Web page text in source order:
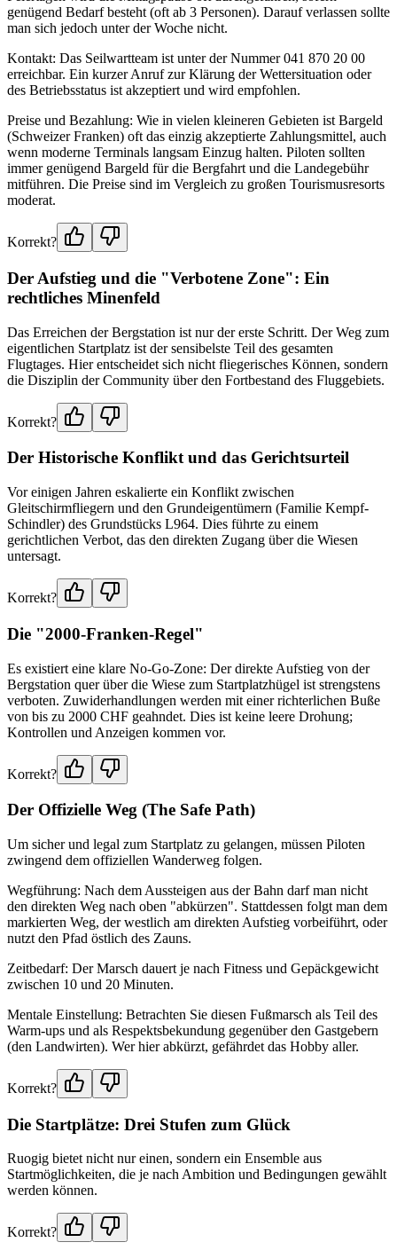
genügend Bedarf besteht (oft ab 3 Personen). Darauf verlassen sollte
man sich jedoch unter der Woche nicht.
Kontakt: Das Seilwartteam ist unter der Nummer 041 870 20 00
erreichbar. Ein kurzer Anruf zur Klärung der Wettersituation oder
des Betriebsstatus ist akzeptiert und wird empfohlen.
Preise und Bezahlung: Wie in vielen kleineren Gebieten ist Bargeld
(Schweizer Franken) oft das einzig akzeptierte Zahlungsmittel, auch
wenn moderne Terminals langsam Einzug halten. Piloten sollten
immer genügend Bargeld für die Bergfahrt und die Landegebühr
mitführen. Die Preise sind im Vergleich zu großen Tourismusresorts
moderat.
Korrekt?
Der Aufstieg und die "Verbotene Zone": Ein
rechtliches Minenfeld
Das Erreichen der Bergstation ist nur der erste Schritt. Der Weg zum
eigentlichen Startplatz ist der sensibelste Teil des gesamten
Flugtages. Hier entscheidet sich nicht fliegerisches Können, sondern
die Disziplin der Community über den Fortbestand des Fluggebiets.
Korrekt?
Der Historische Konflikt und das Gerichtsurteil
Vor einigen Jahren eskalierte ein Konflikt zwischen
Gleitschirmfliegern und den Grundeigentümern (Familie Kempf-
Schindler) des Grundstücks L964. Dies führte zu einem
gerichtlichen Verbot, das den direkten Zugang über die Wiesen
untersagt.
Korrekt?
Die "2000-Franken-Regel"
Es existiert eine klare No-Go-Zone: Der direkte Aufstieg von der
Bergstation quer über die Wiese zum Startplatzhügel ist strengstens
verboten. Zuwiderhandlungen werden mit einer richterlichen Buße
von bis zu 2000 CHF geahndet. Dies ist keine leere Drohung;
Kontrollen und Anzeigen kommen vor.
Korrekt?
Der Offizielle Weg (The Safe Path)
Um sicher und legal zum Startplatz zu gelangen, müssen Piloten
zwingend dem offiziellen Wanderweg folgen.
Wegführung: Nach dem Aussteigen aus der Bahn darf man nicht
den direkten Weg nach oben "abkürzen". Stattdessen folgt man dem
markierten Weg, der westlich am direkten Aufstieg vorbeiführt, oder
nutzt den Pfad östlich des Zauns.
Zeitbedarf: Der Marsch dauert je nach Fitness und Gepäckgewicht
zwischen 10 und 20 Minuten.
Mentale Einstellung: Betrachten Sie diesen Fußmarsch als Teil des
Warm-ups und als Respektsbekundung gegenüber den Gastgebern
(den Landwirten). Wer hier abkürzt, gefährdet das Hobby aller.
Korrekt?
Die Startplätze: Drei Stufen zum Glück
Ruogig bietet nicht nur einen, sondern ein Ensemble aus
Startmöglichkeiten, die je nach Ambition und Bedingungen gewählt
werden können.
Korrekt?